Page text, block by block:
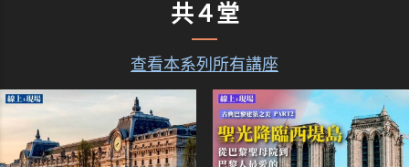
共４堂
查看本系列所有講座